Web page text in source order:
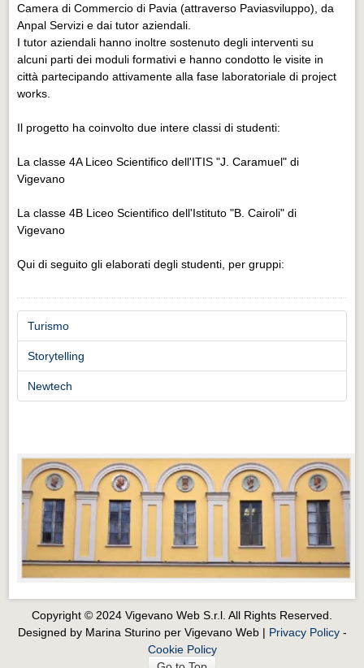
Camera di Commercio di Pavia (attraverso Paviasviluppo), da
Anpal Servizi e dai tutor aziendali.
I tutor aziendali hanno inoltre sostenuto degli interventi su
alcuni parti dei moduli formativi e hanno condotto le visite in
città partecipando attivamente alla fase laboratoriale di project
works.
Il progetto ha coinvolto due intere classi di studenti:
La classe 4A Liceo Scientifico dell'ITIS "J. Caramuel" di
Vigevano
La classe 4B Liceo Scientifico dell'Istituto "B. Cairoli" di
Vigevano
Qui di seguito gli elaborati degli studenti, per gruppi:
Turismo
Storytelling
Newtech
Copyright © 2024 Vigevano Web S.r.l. All Rights Reserved.
Designed by Marina Sturino per Vigevano Web | Privacy Policy-
Cookie Policy